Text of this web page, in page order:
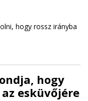
hogy rossz irányba
hogy
esküvőjére